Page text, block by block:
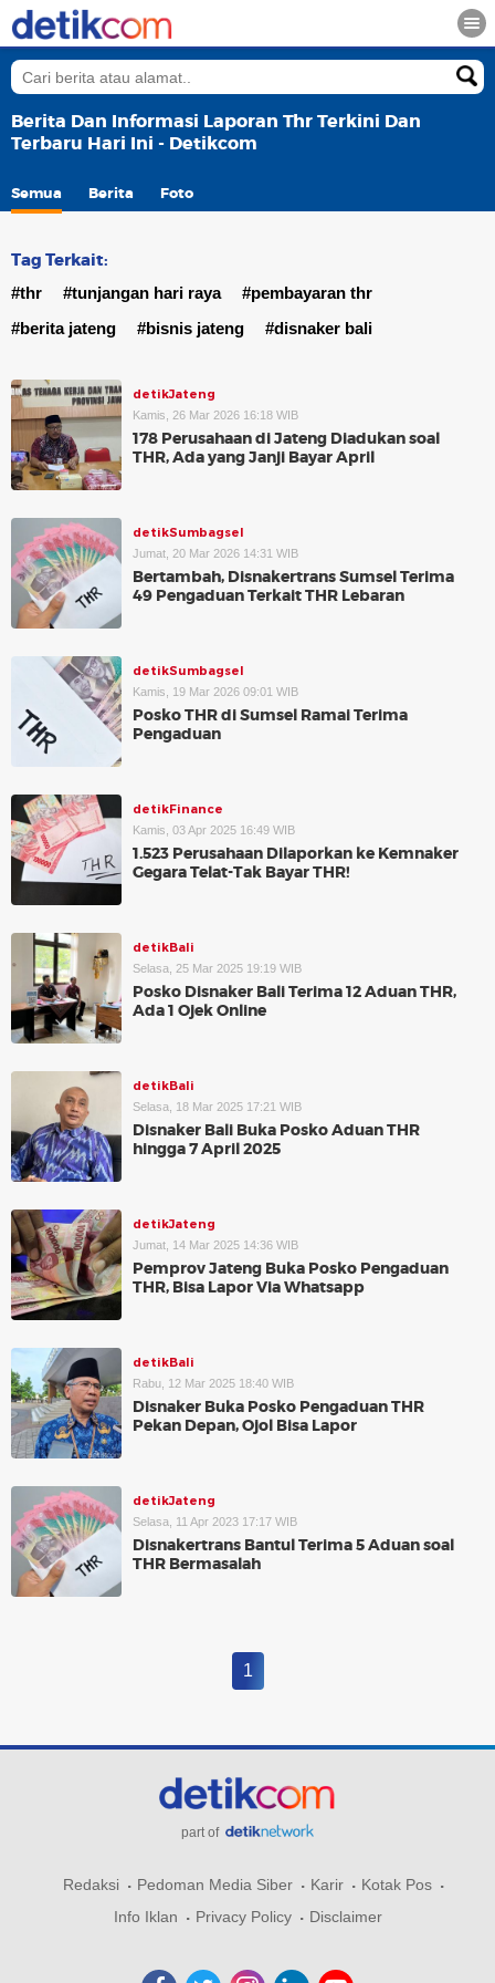
Berita Dan Informasi Laporan Thr Terkini Dan
Terbaru Hari Ini - Detikcom
Semua Berita Foto
Tag Terkait:
#thr #tunjangan hari raya
#pembayaran thr
#berita jateng
#bisnis jateng #disnaker bali
detikJateng
Kamis, 26 Mar 2026 16:18 WIB
178 Perusahaan di Jateng Diadukan soal
THR, Ada yang Janji Bayar April
detikSumbagsel
Jumat, 20 Mar 2026 14:31 WIB
Bertambah, Disnakertrans Sumsel Terima
49 Pengaduan Terkait THR Lebaran
detikSumbagsel
Kamis, 19 Mar 2026 09:01 WIB
Posko THR di Sumsel Ramai Terima
Pengaduan
detikFinance
Kamis, 03 Apr 2025 16:49 WIB
1.523 Perusahaan Dilaporkan ke Kemnaker
Gegara Telat-Tak Bayar THR!
detikBali
Selasa, 25 Mar 2025 19:19 WIB
Posko Disnaker Bali Terima 12 Aduan THR,
Ada 1 Ojek Online
detikBali
Selasa, 18 Mar 2025 17:21 WIB
Disnaker Bali Buka Posko Aduan THR
hingga 7 April 2025
detikJateng
Jumat, 14 Mar 2025 14:36 WIB
Pemprov Jateng Buka Posko Pengaduan
THR, Bisa Lapor Via Whatsapp
detikBali
Rabu, 12 Mar 2025 18:40 WIB
Disnaker Buka Posko Pengaduan THR
Pekan Depan, Ojol Bisa Lapor
detikJateng
Selasa, 11 Apr 2023 17:17 WIB
Disnakertrans Bantul Terima 5 Aduan soal
THR Bermasalah
1
part of
Redaksi Pedoman Media Siber Karir
Kotak Pos
Info Iklan
Privacy Policy Disclaimer